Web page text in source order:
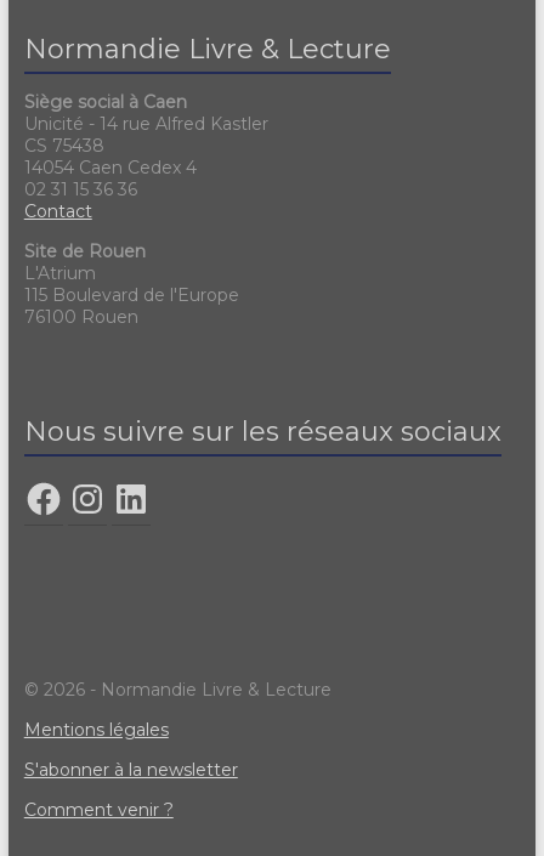
Normandie Livre & Lecture
Siège social à Caen
Unicité - 14 rue Alfred Kastler
CS 75438
14054 Caen Cedex 4
02 31 15 36 36
Contact
Site de Rouen
L'Atrium
115 Boulevard de l'Europe
76100 Rouen
Nous suivre sur les réseaux sociaux
© 2026 - Normandie Livre & Lecture
Mentions légales
S'abonner à la newsletter
Comment venir ?